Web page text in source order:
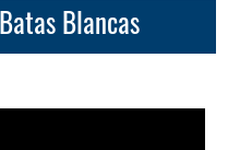
Blancas